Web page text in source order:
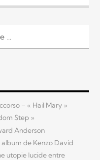
– « Hail Mary »
Step »
Anderson
de Kenzo David
utopie lucide entre